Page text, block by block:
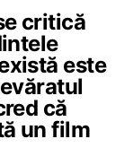
critică
este
că
un film